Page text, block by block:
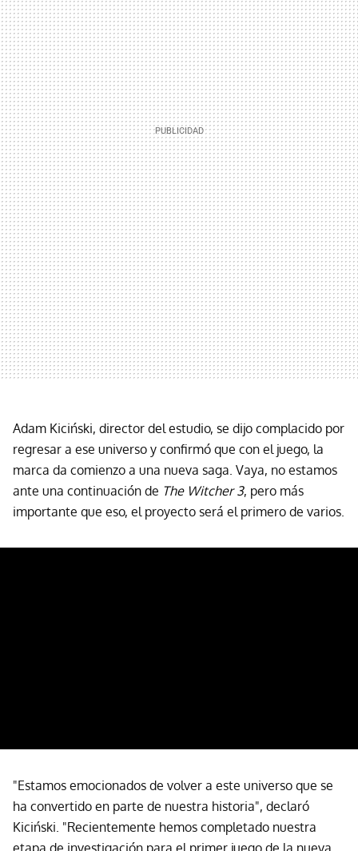
Adam Kiciński, director del estudio, se dijo complacido por
regresar a ese universo y confirmó que con el juego, la
marca da comienzo a una nueva saga. Vaya, no estamos
ante una continuación de The Witcher 3, pero más
importante que eso, el proyecto será el primero de varios.
"Estamos emocionados de volver a este universo que se
ha convertido en parte de nuestra historia", declaró
Kiciński. "Recientemente hemos completado nuestra
etapa de investigación para el primer juego de la nueva